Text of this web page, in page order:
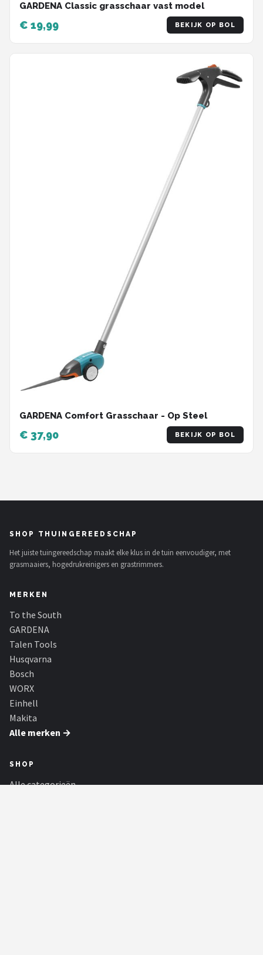
GARDENA Classic grasschaar vast model
€ 19,99 BEKIJK OP BOL
GARDENA Comfort Grasschaar - Op Steel
€ 37,90 BEKIJK OP BOL
SHOP THUINGEREEDSCHAP
Het juiste tuingereedschap maakt elke klus in de tuin eenvoudiger, met
grasmaaiers, hogedrukreinigers en grastrimmers.
MERKEN
To the South
GARDENA
Talen Tools
Husqvarna
Bosch
WORX
Einhell
Makita
Alle merken →
SHOP
Alle categorieën